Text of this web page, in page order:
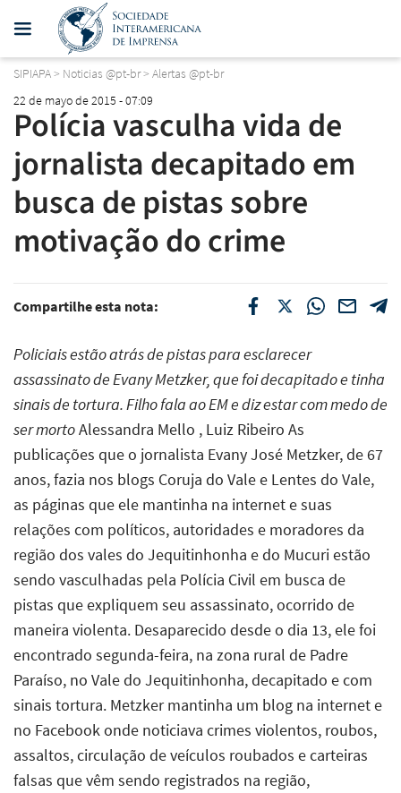
SIPIAPA> Noticias @pt-br> Alertas @pt-br
22 de mayo de 2015 - 07:09
Polícia vasculha vida de
jornalista decapitado em
busca de pistas sobre
motivação do crime
Compartilhe esta nota:
Policiais estão atrás de pistas para esclarecer
assassinato de Evany Metzker, que foi decapitado e tinha
sinais de tortura. Filho fala ao EM e diz estar com medo de
ser mortoAlessandra Mello , Luiz Ribeiro As
publicações que o jornalista Evany José Metzker, de 67
anos, fazia nos blogs Coruja do Vale e Lentes do Vale,
as páginas que ele mantinha na internet e suas
relações com políticos, autoridades e moradores da
região dos vales do Jequitinhonha e do Mucuri estão
sendo vasculhadas pela Polícia Civil em busca de
pistas que expliquem seu assassinato, ocorrido de
maneira violenta. Desaparecido desde o dia 13, ele foi
encontrado segunda-feira, na zona rural de Padre
Paraíso, no Vale do Jequitinhonha, decapitado e com
sinais tortura. Metzker mantinha um blog na internet e
no Facebook onde noticiava crimes violentos, roubos,
assaltos, circulação de veículos roubados e carteiras
falsas que vêm sendo registrados na região,